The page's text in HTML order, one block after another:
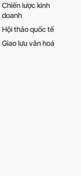
Chiến lược kinh
doanh
Hội thảo quốc tế
Giao lưu văn hoá